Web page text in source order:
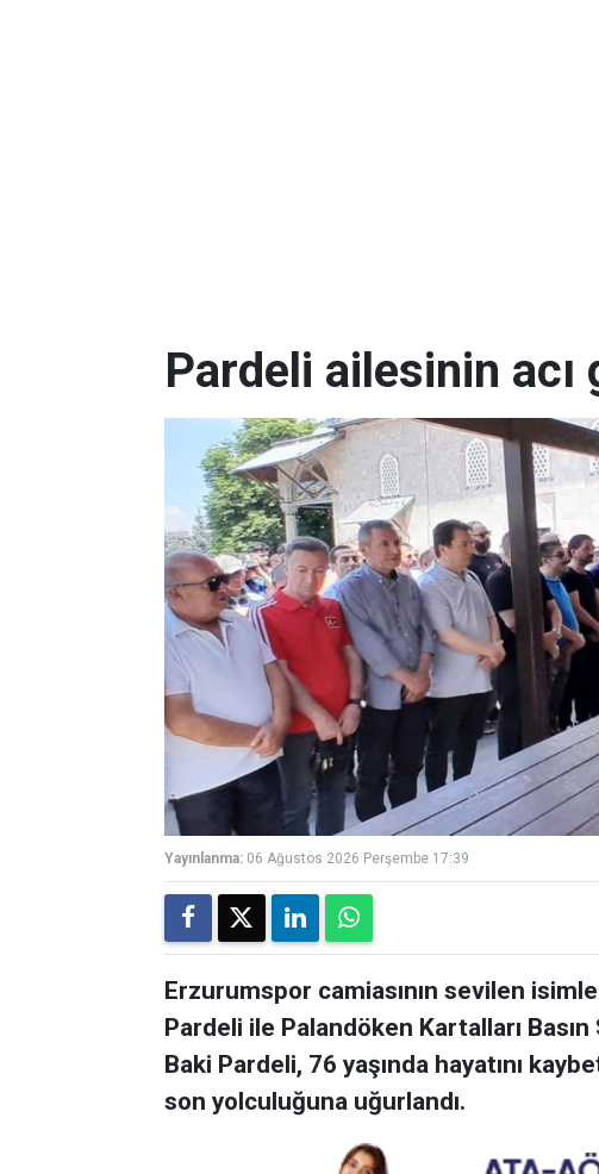
Pardeli ailesinin acı
Yayınlanma: 06 Ağustos 2026 Perşembe 17:39
Erzurumspor camiasının sevilen
Pardeli ile Palandöken Kartalları
Baki Pardeli, 76 yaşında hayatını
son yolculuğuna uğurlandı.